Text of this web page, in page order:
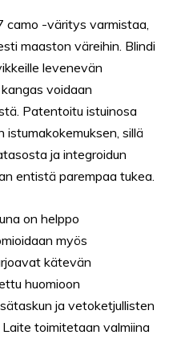
-väritys varmistaa,
maaston väreihin. Blindi
levenevän
voidaan
Patentoitu istuinosa
sillä
ja integroidun
entistä parempaa tukea.
on helppo
myös
kätevän
huomioon
ja vetoketjullisten
toimitetaan valmiina